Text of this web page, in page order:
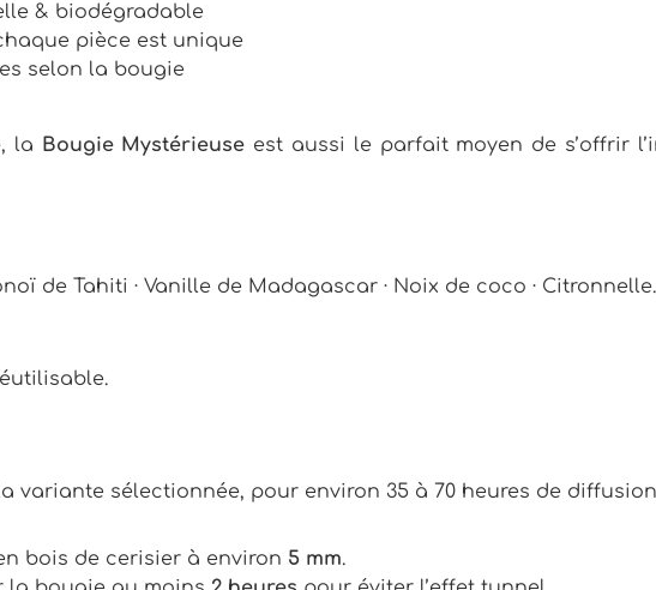
& biodégradable
pièce est unique
selon la bougie
, la Bougie Mystérieuse est aussi le parfait moyen de s’offrir
de Tahiti · Vanille de Madagascar · Noix de coco · Citronnelle.
variante sélectionnée, pour environ 35 à 70 heures de
bois de cerisier à environ 5 mm.